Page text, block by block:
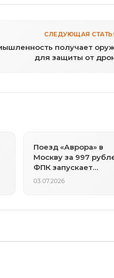
СЛЕДУЮЩАЯ
получает
для защиты от
Поезд «Аврора» в
Москву за 997
ФПК запускает
бюджетный тариф
03.07.2026